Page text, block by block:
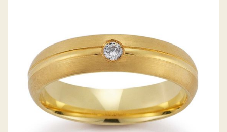
GERSTNER TRAURINGE